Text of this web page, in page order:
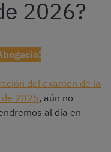
2026?
del examen de la
de 2025, aún no
al día en